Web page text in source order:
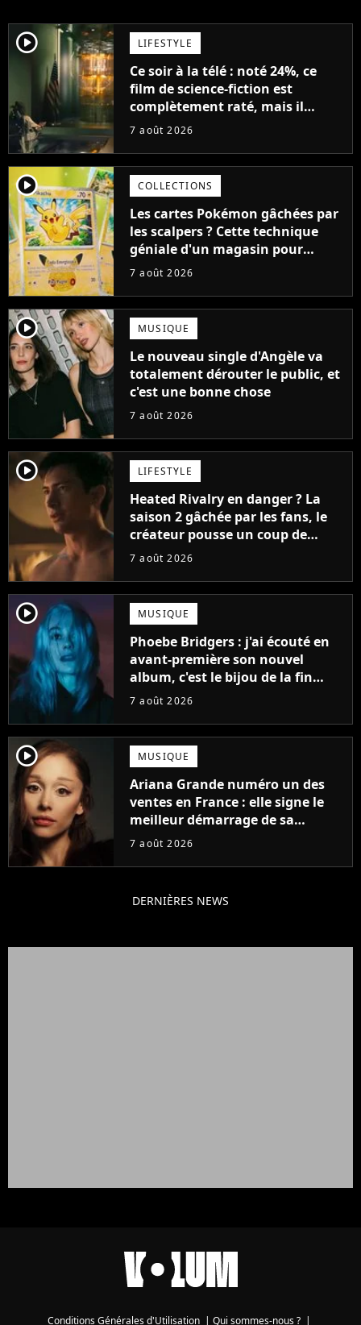
player2 LIFESTYLE
Ce soir à la télé : noté 24%, ce
film de science-fiction est
complètement raté, mais il
aurait pu être encore pire à
7 août 2026
player2 COLLECTIONS
Les cartes Pokémon gâchées par
les scalpers ? Cette technique
géniale d'un magasin pour
ruiner les revendeurs
7 août 2026
player2 MUSIQUE
Le nouveau single d'Angèle va
totalement dérouter le public, et
c'est une bonne chose
7 août 2026
player2 LIFESTYLE
Heated Rivalry en danger ? La
saison 2 gâchée par les fans, le
créateur pousse un coup de
gueule
7 août 2026
player2 MUSIQUE
Phoebe Bridgers : j'ai écouté en
avant-première son nouvel
album, c'est le bijou de la fin
d'été
7 août 2026
player2 MUSIQUE
Ariana Grande numéro un des
ventes en France : elle signe le
meilleur démarrage de sa
carrière avec son album Petal
7 août 2026
DERNIÈRES NEWS
Conditions Générales d'Utilisation Qui sommes-nous ?